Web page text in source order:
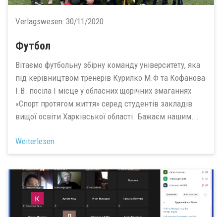
Verlagswesen: 30/11/2020
Футбол
Вітаємо футбольну збірну команду університету, яка
під керівництвом тренерів Курилко М.Ф та Кофанова
І.В. посіла І місце у обласних щорічних змаганнях
«Спорт протягом життя» серед студентів закладів
вищої освіти Харківської області. Бажаєм нашим...
Weiterlesen